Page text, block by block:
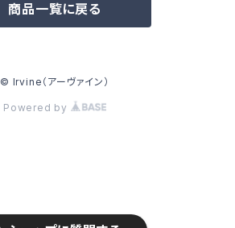
商品一覧に戻る
© Irvine（アーヴァイン）
Powered by